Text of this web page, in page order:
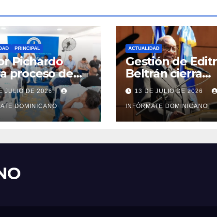
PRINCIPAL
Pichardo
proceso de
y
del
en Monte
JULIO DE 2026
DOMINICANO
ACTUALIDAD
Gestión de
Beltrán cierra
impulsando
modernización,
expansión y
transformación
13 DE JULIO DE 2026
INFÓRMATE DOMINICANO